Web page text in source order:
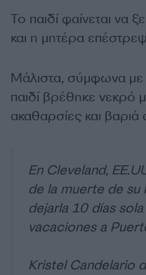
Το παιδί φαίνεται να
και η μητέρα
Μάλιστα, σύμφωνα με
παιδί βρέθηκε νεκρό
ακαθαρσίες και
En Cleveland,
de la muerte de su
dejarla 10 días
vacaciones a
Kristel Candelario